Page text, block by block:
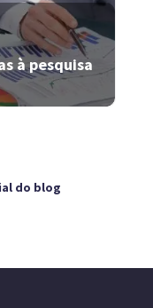
à pesquisa
do blog